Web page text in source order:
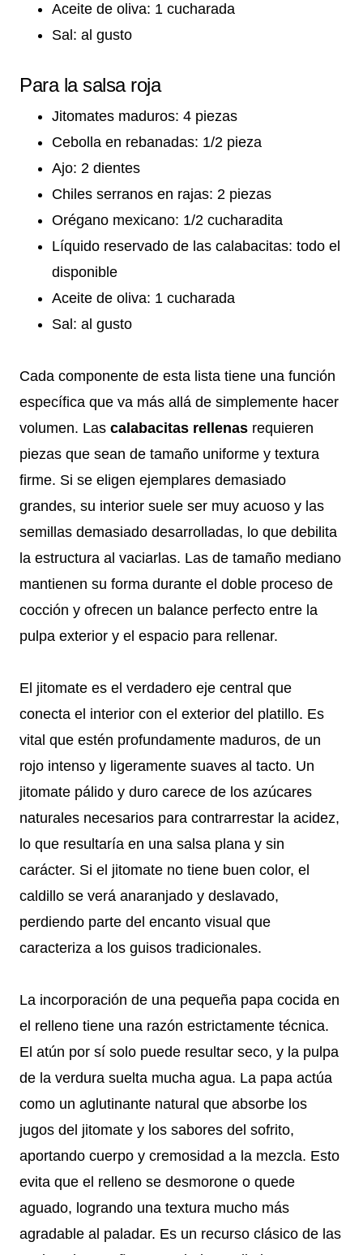
Aceite de oliva: 1 cucharada
Sal: al gusto
Para la salsa roja
Jitomates maduros: 4 piezas
Cebolla en rebanadas: 1/2 pieza
Ajo: 2 dientes
Chiles serranos en rajas: 2 piezas
Orégano mexicano: 1/2 cucharadita
Líquido reservado de las calabacitas: todo el
disponible
Aceite de oliva: 1 cucharada
Sal: al gusto
Cada componente de esta lista tiene una función
específica que va más allá de simplemente hacer
volumen. Las calabacitas rellenas requieren
piezas que sean de tamaño uniforme y textura
firme. Si se eligen ejemplares demasiado
grandes, su interior suele ser muy acuoso y las
semillas demasiado desarrolladas, lo que debilita
la estructura al vaciarlas. Las de tamaño mediano
mantienen su forma durante el doble proceso de
cocción y ofrecen un balance perfecto entre la
pulpa exterior y el espacio para rellenar.
El jitomate es el verdadero eje central que
conecta el interior con el exterior del platillo. Es
vital que estén profundamente maduros, de un
rojo intenso y ligeramente suaves al tacto. Un
jitomate pálido y duro carece de los azúcares
naturales necesarios para contrarrestar la acidez,
lo que resultaría en una salsa plana y sin
carácter. Si el jitomate no tiene buen color, el
caldillo se verá anaranjado y deslavado,
perdiendo parte del encanto visual que
caracteriza a los guisos tradicionales.
La incorporación de una pequeña papa cocida en
el relleno tiene una razón estrictamente técnica.
El atún por sí solo puede resultar seco, y la pulpa
de la verdura suelta mucha agua. La papa actúa
como un aglutinante natural que absorbe los
jugos del jitomate y los sabores del sofrito,
aportando cuerpo y cremosidad a la mezcla. Esto
evita que el relleno se desmorone o quede
aguado, logrando una textura mucho más
agradable al paladar. Es un recurso clásico de las